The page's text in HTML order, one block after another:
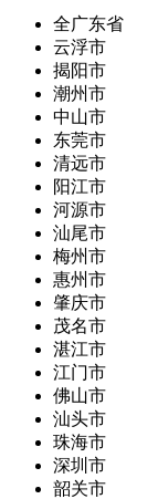
全广东省
云浮市
揭阳市
潮州市
中山市
东莞市
清远市
阳江市
河源市
汕尾市
梅州市
惠州市
肇庆市
茂名市
湛江市
江门市
佛山市
汕头市
珠海市
深圳市
韶关市